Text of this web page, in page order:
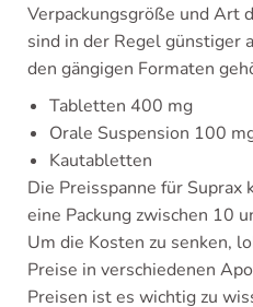
Verpackungsgröße und Art
sind in der Regel günstiger
den gängigen Formaten
Tabletten 400 mg
Orale Suspension 100
Kautabletten
Die Preisspanne für Suprax
eine Packung zwischen 10
Um die Kosten zu senken,
Preise in verschiedenen
Preisen ist es wichtig zu